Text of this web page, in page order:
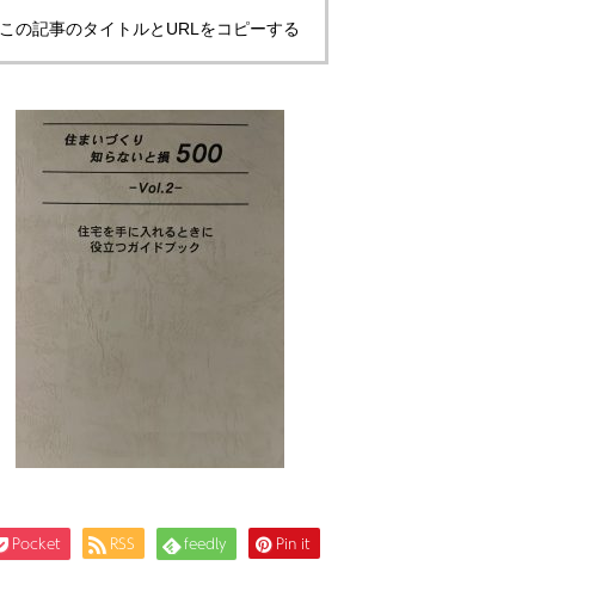
この記事のタイトルとURLをコピーする
Pocket RSS feedly Pin it